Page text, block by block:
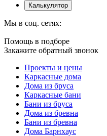
Калькулятор
Мы в соц. сетях:
Помощь в подборе
Закажите обратный звонок
Проекты и цены
Каркасные дома
Дома из бруса
Каркасные бани
Бани из бруса
Дома из бревна
Бани из бревна
Дома Барнхаус